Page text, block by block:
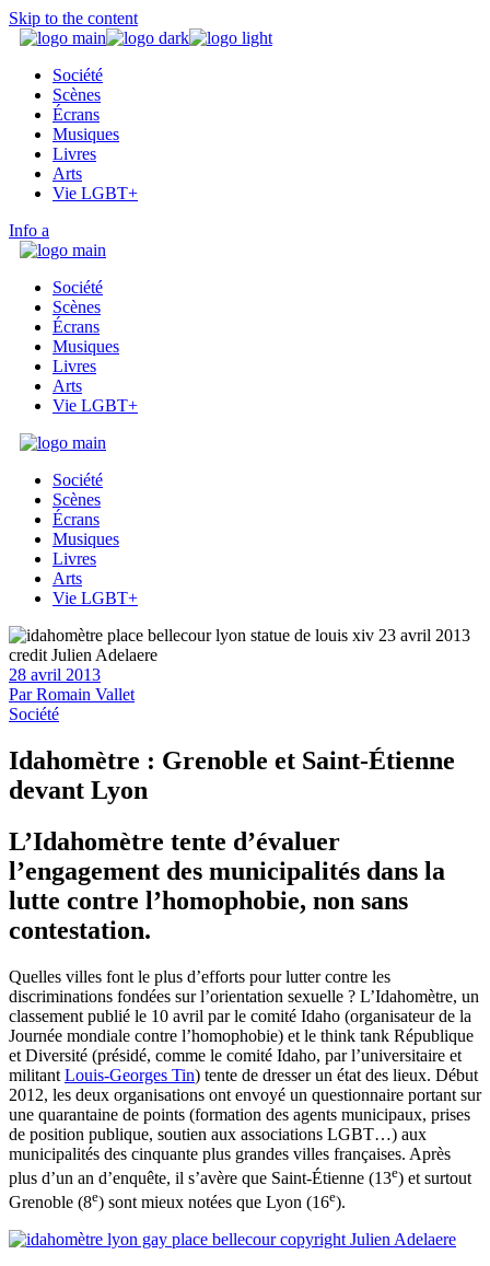
Skip to the content
Société
Scènes
Écrans
Musiques
Livres
Arts
Vie LGBT+
Info
Société
Scènes
Écrans
Musiques
Livres
Arts
Vie LGBT+
Société
Scènes
Écrans
Musiques
Livres
Arts
Vie LGBT+
28 avril 2013
ParRomain Vallet
Société
Idahomètre : Grenoble et Saint-Étienne
devant Lyon
L’Idahomètre tente d’évaluer
l’engagement des municipalités dans la
lutte contre l’homophobie, non sans
contestation.
Quelles villes font le plus d’efforts pour lutter contre les
discriminations fondées sur l’orientation sexuelle ? L’Idahomètre, un
classement publié le 10 avril par le comité Idaho (organisateur de la
Journée mondiale contre l’homophobie) et le think tank République
et Diversité (présidé, comme le comité Idaho, par l’universitaire et
militant Louis-Georges Tin) tente de dresser un état des lieux. Début
2012, les deux organisations ont envoyé un questionnaire portant sur
une quarantaine de points (formation des agents municipaux, prises
de position publique, soutien aux associations LGBT…) aux
municipalités des cinquante plus grandes villes françaises. Après
plus d’un an d’enquête, il s’avère que Saint-Étienne (13e) et surtout
Grenoble (8e) sont mieux notées que Lyon (16e).